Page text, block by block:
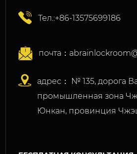
Тел.:+86-13575699186
почта：
адрес： № 135, дорога
промышленная зона
Юнкан, провинция